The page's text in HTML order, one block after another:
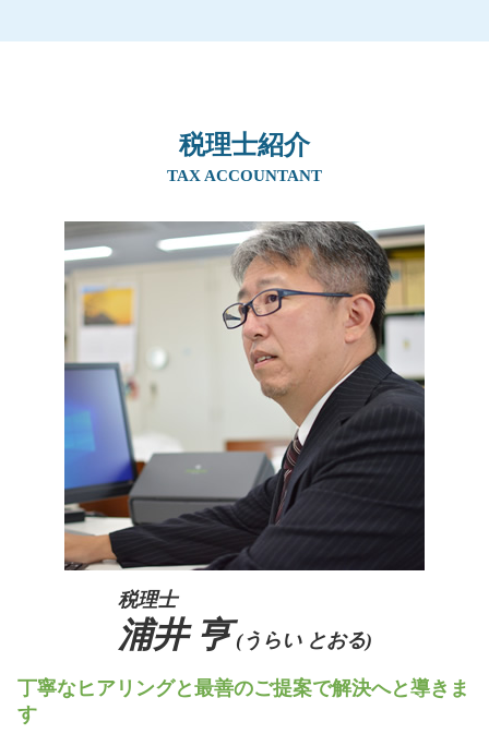
相続税 非課税財産
相続税とは 簡単に
相続税 計算ガイド
住宅資金贈与 相続税
生前贈与 土地 兄弟
相続税 対策 アパート
贈与税 非課税 110 万
贈与税 非課税 申告
相続時精算課税制度 手続き
親族内承継 親族外承継
親族内承継 デメリット
事業継承 マッチング 個人
社長 後継者 募集
株式譲渡 事業譲渡 違い
事業承継 後継者募集
事業承継 親族以外
生前対策 大阪府
事業承継 阪神間
生前対策 兵庫県
事業承継 兵庫県
相続 阪神間
生前対策 吹田市
生前対策 北摂エリア
事業承継 奈良県
相続 北摂エリア
相続 吹田市
税理士紹介
TAX ACCOUNTANT
税理士
浦井 亨 (うらい とおる)
丁寧なヒアリングと最善のご提案で解決へと導きま
す